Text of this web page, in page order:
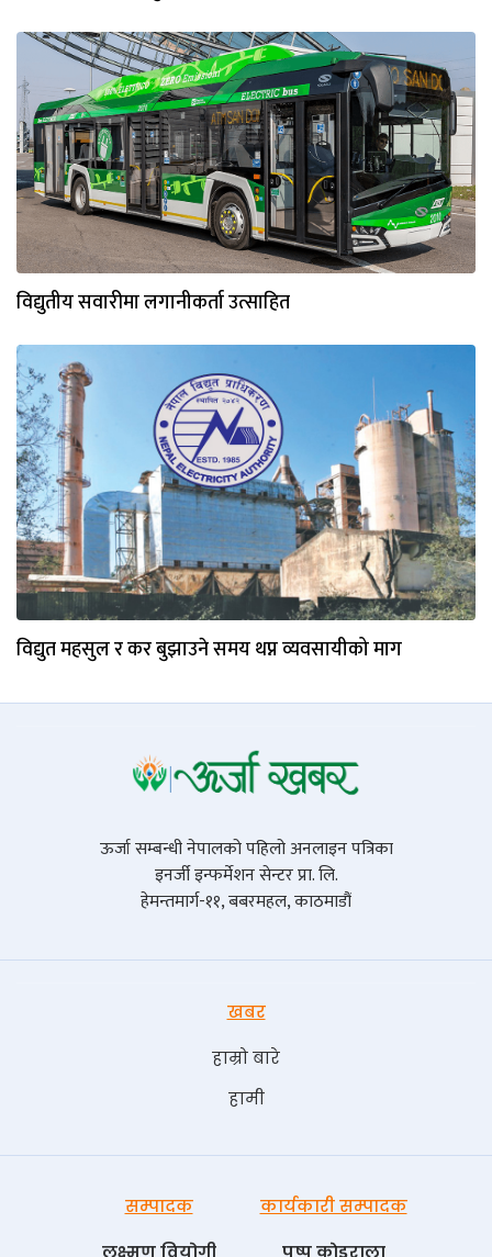
विद्युतीय सवारीमा लगानीकर्ता उत्साहित
विद्युत महसुल र कर बुझाउने समय थप्न व्यवसायीको माग
ऊर्जा सम्बन्धी नेपालको पहिलो अनलाइन पत्रिका
इनर्जी इन्फर्मेशन सेन्टर प्रा. लि.
हेमन्तमार्ग-११, बबरमहल, काठमाडौं
खबर
हाम्रो बारे
हामी
सम्पादक
लक्ष्मण वियोगी
कार्यकारी सम्पादक
पुष्प काेइराला